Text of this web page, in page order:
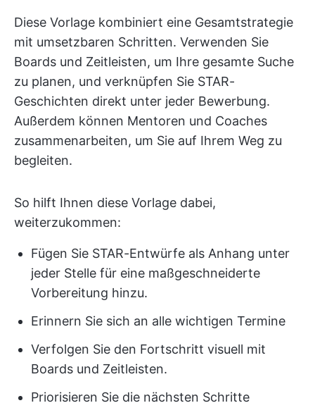
Diese Vorlage kombiniert eine Gesamtstrategie
mit umsetzbaren Schritten. Verwenden Sie
Boards und Zeitleisten, um Ihre gesamte Suche
zu planen, und verknüpfen Sie STAR-
Geschichten direkt unter jeder Bewerbung.
Außerdem können Mentoren und Coaches
zusammenarbeiten, um Sie auf Ihrem Weg zu
begleiten.
So hilft Ihnen diese Vorlage dabei,
weiterzukommen:
Fügen Sie STAR-Entwürfe als Anhang unter
jeder Stelle für eine maßgeschneiderte
Vorbereitung hinzu.
Erinnern Sie sich an alle wichtigen Termine
Verfolgen Sie den Fortschritt visuell mit
Boards und Zeitleisten.
Priorisieren Sie die nächsten Schritte